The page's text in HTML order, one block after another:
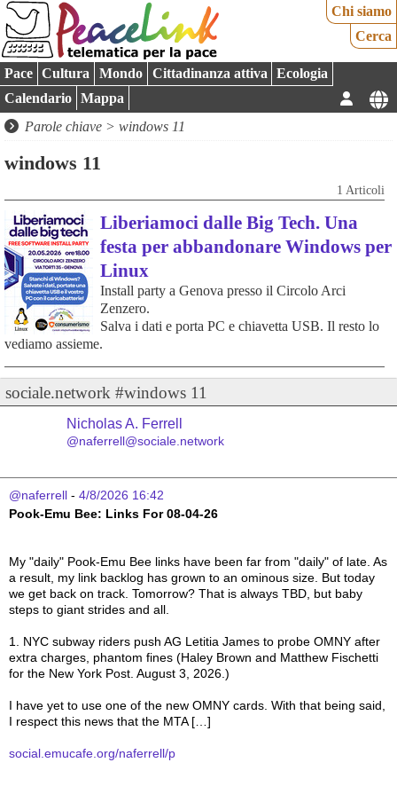
Chi siamo
Cerca
Pace Cultura Mondo Cittadinanza attiva
Ecologia
Calendario
Mappa
Parole chiave > windows 11
windows 11
1 Articoli
Liberiamoci dalle Big Tech. Una
festa per abbandonare Windows per
Linux
Install party a Genova presso il Circolo Arci
Zenzero.
Salva i dati e porta PC e chiavetta USB. Il resto lo
vediamo assieme.
sociale.network #windows 11
Nicholas A. Ferrell
@naferrell@sociale.network
@naferrell - 4/8/2026 16:42
Pook-Emu Bee: Links For 08-04-26
My "daily" Pook-Emu Bee links have been far from "daily" of late. As
a result, my link backlog has grown to an ominous size. But today
we get back on track. Tomorrow? That is always TBD, but baby
steps to giant strides and all.
1. NYC subway riders push AG Letitia James to probe OMNY after
extra charges, phantom fines (Haley Brown and Matthew Fischetti
for the New York Post. August 3, 2026.)
I have yet to use one of the new OMNY cards. With that being said,
I respect this news that the MTA […]
social.emucafe.org/naferrell/p